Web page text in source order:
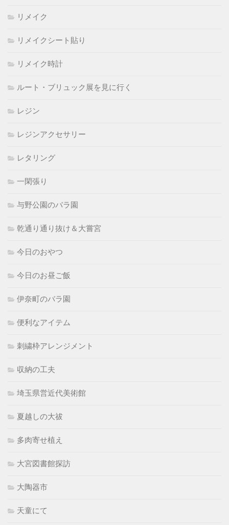
リメイク
リメイクシート貼り
リメイク時計
ルート・ブリュック展を見に行く
レジン
レジンアクセサリー
レタリング
一閑張り
与野公園のバラ園
乾通り通り抜け＆大嘗宮
今日のおやつ
今日のお昼ご飯
伊奈町のバラ園
便利なアイテム
刺繍枠アレンジメント
収納の工夫
埼玉県営近代美術館
夏越しの大祓
多肉寄せ植え
大宮図書館探訪
大陶器市
天童にて